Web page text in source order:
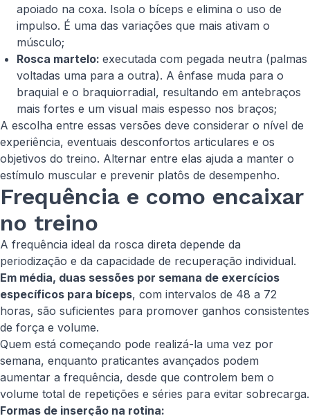
apoiado na coxa. Isola o bíceps e elimina o uso de
impulso. É uma das variações que mais ativam o
músculo;
Rosca martelo: executada com pegada neutra (palmas
voltadas uma para a outra). A ênfase muda para o
braquial e o braquiorradial, resultando em antebraços
mais fortes e um visual mais espesso nos braços;
A escolha entre essas versões deve considerar o nível de
experiência, eventuais desconfortos articulares e os
objetivos do treino. Alternar entre elas ajuda a manter o
estímulo muscular e prevenir platôs de desempenho.
Frequência e como encaixar
no treino
A frequência ideal da rosca direta depende da
periodização e da capacidade de recuperação individual.
Em média, duas sessões por semana de exercícios
específicos para bíceps, com intervalos de 48 a 72
horas, são suficientes para promover ganhos consistentes
de força e volume.
Quem está começando pode realizá-la uma vez por
semana, enquanto praticantes avançados podem
aumentar a frequência, desde que controlem bem o
volume total de repetições e séries para evitar sobrecarga.
Formas de inserção na rotina: